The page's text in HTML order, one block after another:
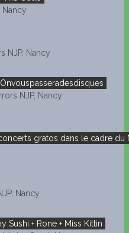
Nancy
NJP, Nancy
NJP, Nancy
gratos dans le cadre du
Nancy
Sushi + Rone + Miss Kittin